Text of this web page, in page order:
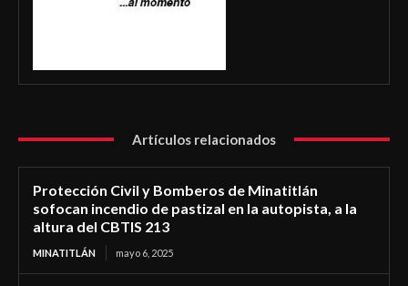
Artículos relacionados
Protección Civil y Bomberos de Minatitlán
sofocan incendio de pastizal en la autopista, a la
altura del CBTIS 213
MINATITLÁN mayo 6, 2025